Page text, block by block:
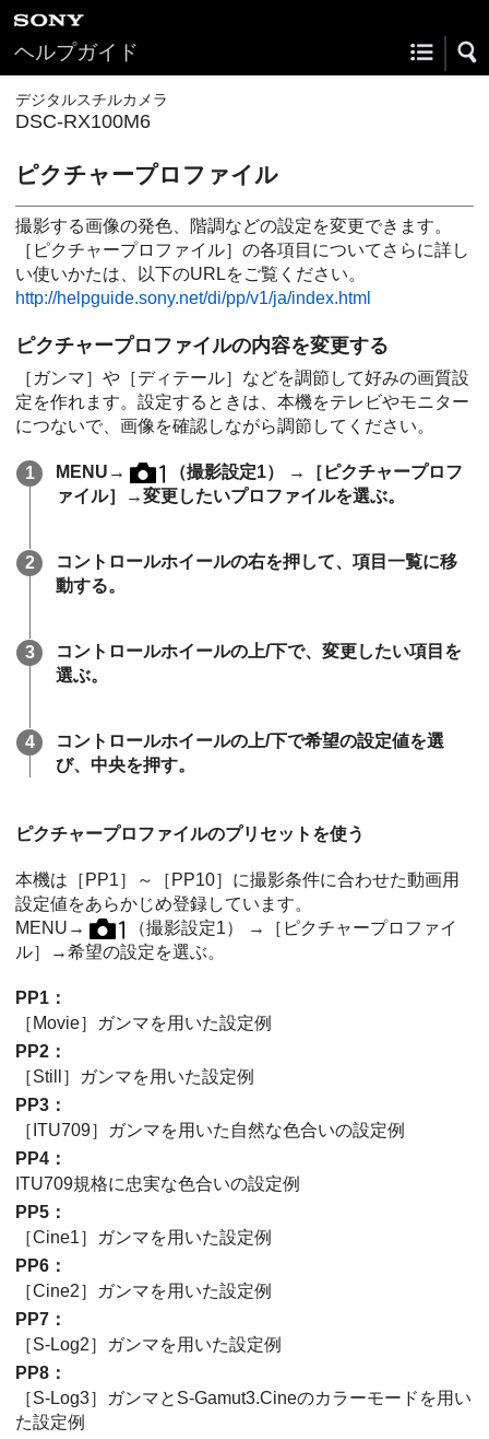
ヘルプガイド
デジタルスチルカメラ
DSC-RX100M6
ピクチャープロファイル
撮影する画像の発色、階調などの設定を変更できます。
［ピクチャープロファイル］ の各項目についてさらに詳し
い使いかたは、以下のURLをご覧ください。
http://helpguide.sony.net/di/pp/v1/ja/index.html
ピクチャープロファイルの内容を変更する
［ガンマ］ や ［ディテール］ などを調節して好みの画質設
定を作れます。設定するときは、本機をテレビやモニター
につないで、画像を確認しながら調節してください。
MENU → （撮影設定1） →
［ピクチャープロフ
ァイル］
→変更したいプロファイルを選ぶ。
コントロールホイールの右を押して、項目一覧に移
動する。
コントロールホイールの上/下で、変更したい項目を
選ぶ。
コントロールホイールの上/下で希望の設定値を選
び、中央を押す。
ピクチャープロファイルのプリセットを使う
本機は ［PP1］ ～ ［PP10］ に撮影条件に合わせた動画用
設定値をあらかじめ登録しています。
MENU→
（撮影設定1） →
［ピクチャープロファイ
ル］
→希望の設定を選ぶ。
PP1 ：
［Movie］
ガンマを用いた設定例
PP2 ：
［Still］
ガンマを用いた設定例
PP3 ：
［ITU709］
ガンマを用いた自然な色合いの設定例
PP4 ：
ITU709規格に忠実な色合いの設定例
PP5 ：
［Cine1］
ガンマを用いた設定例
PP6 ：
［Cine2］
ガンマを用いた設定例
PP7 ：
［S-Log2］
ガンマを用いた設定例
PP8 ：
［S-Log3］
ガンマとS-Gamut3.Cineのカラーモードを用い
た設定例